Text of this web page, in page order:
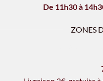
De 11h30 à
ZONES